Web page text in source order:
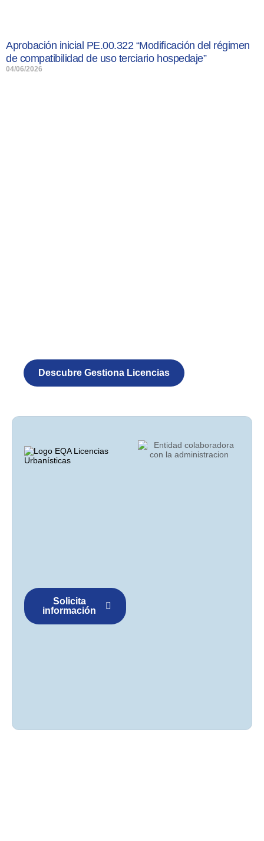
Aprobación inicial PE.00.322 “Modificación del régimen
de compatibilidad de uso terciario hospedaje”
04/06/2026
Descubre Gestiona Licencias
Solicita
información